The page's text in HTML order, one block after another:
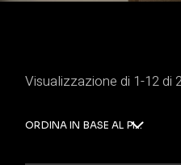
Visualizzazione di 1-12 di
ORDINA IN BASE AL PIÙ RECENTE